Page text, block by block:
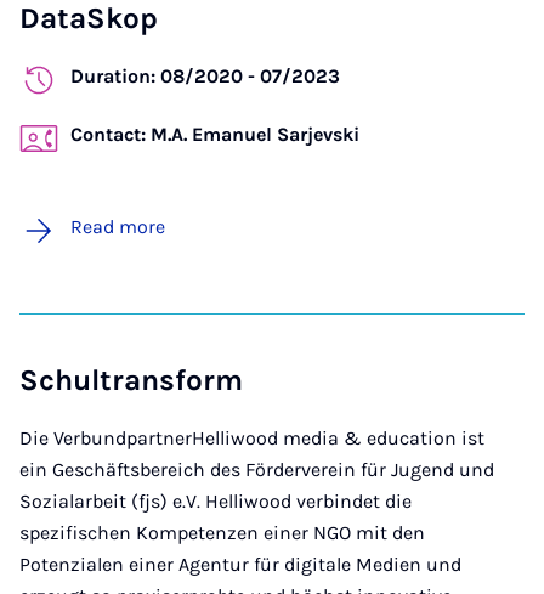
DataSkop
Duration: 08/2020 - 07/2023
Contact: M.A. Emanuel Sarjevski
Read more
Schultransform
Die VerbundpartnerHelliwood media & education ist
ein Geschäftsbereich des Förderverein für Jugend und
Sozialarbeit (fjs) e.V. Helliwood verbindet die
spezifischen Kompetenzen einer NGO mit den
Potenzialen einer Agentur für digitale Medien und